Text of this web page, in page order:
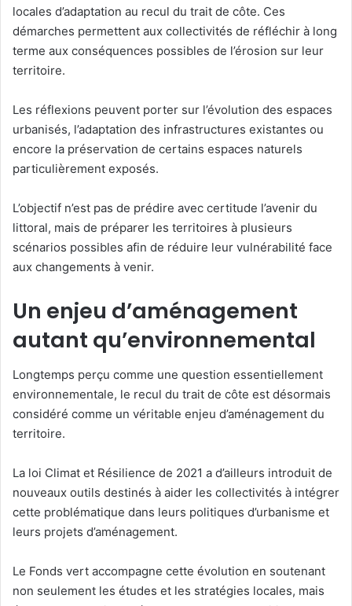
locales d’adaptation au recul du trait de côte. Ces
démarches permettent aux collectivités de réfléchir à long
terme aux conséquences possibles de l’érosion sur leur
territoire.
Les réflexions peuvent porter sur l’évolution des espaces
urbanisés, l’adaptation des infrastructures existantes ou
encore la préservation de certains espaces naturels
particulièrement exposés.
L’objectif n’est pas de prédire avec certitude l’avenir du
littoral, mais de préparer les territoires à plusieurs
scénarios possibles afin de réduire leur vulnérabilité face
aux changements à venir.
Un enjeu d’aménagement
autant qu’environnemental
Longtemps perçu comme une question essentiellement
environnementale, le recul du trait de côte est désormais
considéré comme un véritable enjeu d’aménagement du
territoire.
La loi Climat et Résilience de 2021 a d’ailleurs introduit de
nouveaux outils destinés à aider les collectivités à intégrer
cette problématique dans leurs politiques d’urbanisme et
leurs projets d’aménagement.
Le Fonds vert accompagne cette évolution en soutenant
non seulement les études et les stratégies locales, mais